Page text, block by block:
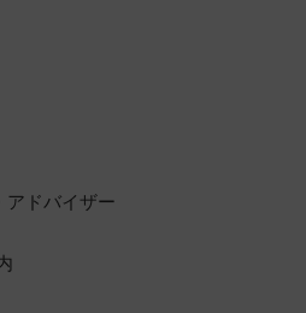
アドバイザー